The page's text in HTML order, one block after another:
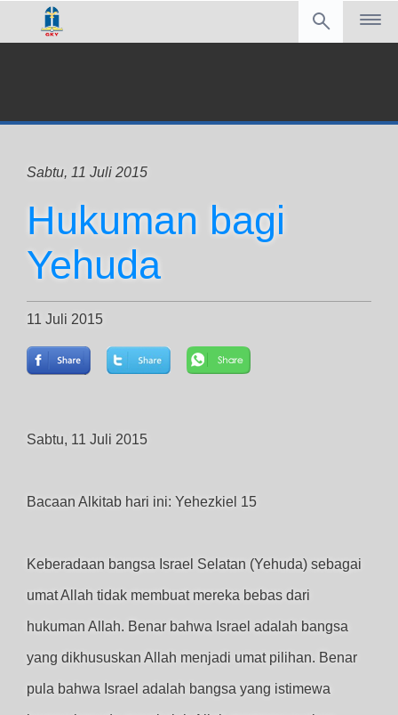
Sabtu, 11 Juli 2015
Hukuman bagi
Yehuda
11 Juli 2015
Sabtu, 11 Juli 2015
Bacaan Alkitab hari ini: Yehezkiel 15
Keberadaan bangsa Israel Selatan (Yehuda) sebagai
umat Allah tidak membuat mereka bebas dari
hukuman Allah. Benar bahwa Israel adalah bangsa
yang dikhususkan Allah menjadi umat pilihan. Benar
pula bahwa Israel adalah bangsa yang istimewa